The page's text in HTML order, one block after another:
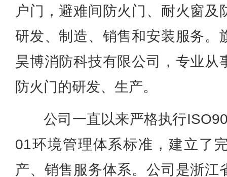
户门，避难间防火门、耐火窗及
研发、制造、销售和安装服务。
昊博消防科技有限公司，专业从
防火门的研发、生产。
公司一直以来严格执行
01环境管理体系标准，建立了
产、销售服务体系。公司是浙江